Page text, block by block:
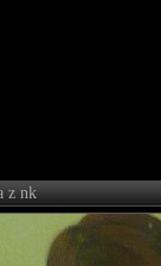
z nk